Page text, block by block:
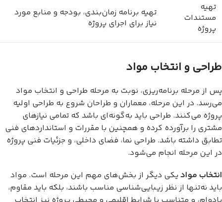
تهیه
مستندات
پروژه
تهیه برنامه زمان‌بندی، بودجه و منابع مورد
نیاز برای اجرای پروژه
طراحی و انتخاب مواد
پس از مرحله برنامه‌ریزی، نوبت به مرحله طراحی و انتخاب مواد
می‌رسد. در این مرحله، معماران و طراحان شروع به طراحی اولیه
پروژه می‌کنند. طراحی باید به‌گونه‌ای باشد که تمامی نیازهای
مشتری را برآورده کرده و همچنین با مقررات و استانداردهای فنی
تطابق داشته باشد. طراحی نما، فضای داخلی، و جزئیات فنی پروژه
در این مرحله انجام می‌شود.
انتخاب مواد یکی دیگر از بخش‌های مهم این مرحله است. مواد
باید نه‌تنها از نظر زیبایی‌شناسی مناسب باشند، بلکه باید مقاوم،